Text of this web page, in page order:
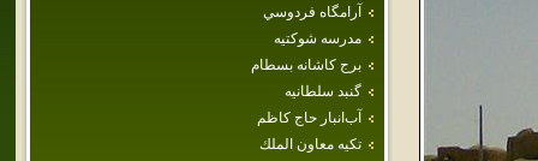
آرامگاه فردوسي
مدرسه شوكتيه
برج‌ كاشانه‌ بسطام‌
گنبد سلطانيه
آب‌انبار حاج كاظم
تكيه‌ معاون‌ الملك‌